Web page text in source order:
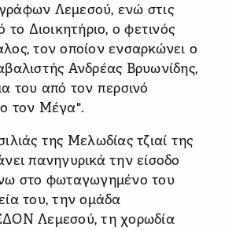
Λεμεσού, ενώ στις
Διοικητήριο, ο φετινός
τον οποίον ενσαρκώνει ο
Ανδρέας Βρυωνίδης,
του από τον περσινό
τον Μέγα".
της Μελωδίας τζιαί της
πανηγυρικά την είσοδο
στο φωταγωγημένο του
του, την ομάδα
Λεμεσού, τη χορωδία